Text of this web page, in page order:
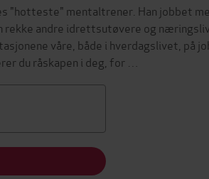
"hotteste" mentaltrener. Han jobbet
rekke andre idrettsutøvere og
våre, både i hverdagslivet, på
du råskapen i deg, for …